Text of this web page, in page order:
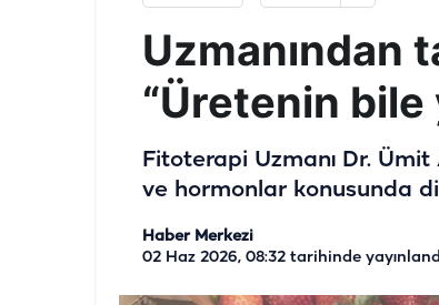
Uzmanından
“Üretenin
Fitoterapi Uzmanı Dr.
ve hormonlar konusunda
Haber Merkezi
02 Haz 2026, 08:32 tarihinde